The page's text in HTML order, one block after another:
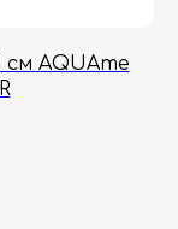
AQUAme